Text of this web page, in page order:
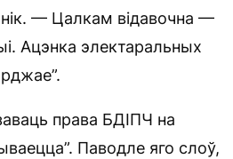
— Цалкам відавочна —
Ацэнка электаральных
права БДІПЧ на
Паводле яго слоў,